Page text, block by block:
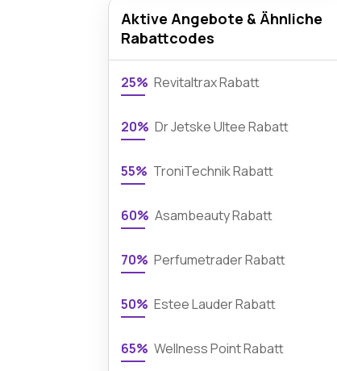
Aktive Angebote & Ähnliche
Rabattcodes
25% Revitaltrax Rabatt
20% Dr Jetske Ultee Rabatt
55% TroniTechnik Rabatt
60% Asambeauty Rabatt
70% Perfumetrader Rabatt
50% Estee Lauder Rabatt
65% Wellness Point Rabatt